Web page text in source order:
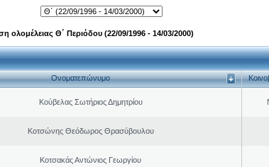
ολομέλειας Θ΄ Περιόδου (22/09/1996 - 14/03/2000)
Ονοματεπώνυμο
Κούβελας Σωτήριος Δημητρίου
Κοτσώνης Θεόδωρος Θρασύβουλου
Κοτσακάς Αντώνιος Γεωργίου